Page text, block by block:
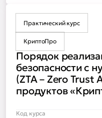
Практический курс
КриптоПро
Порядок
безопасности с
(ZTA – Zero Trust
продуктов
Код курса